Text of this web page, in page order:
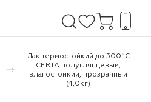
Лак термостойкий до 300°С
CERTA полуглянцевый,
влагостойкий, прозрачный
(4,0кг)